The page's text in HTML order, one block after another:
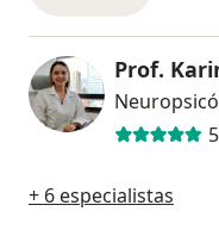
Prof.
+ 6 especialistas